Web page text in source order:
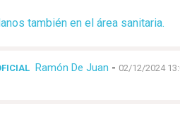
también en el área sanitaria.
Ramón De Juan - 02/12/2024